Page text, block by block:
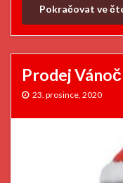
Pokračovat ve
Prodej
23. prosince, 2020